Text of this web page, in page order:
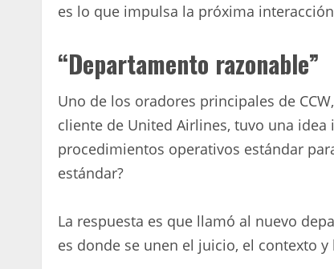
es lo que impulsa la próxima
“Departamento razonable”
Uno de los oradores principales de
cliente de United Airlines, tuvo una
procedimientos operativos estándar
estándar?
La respuesta es que llamó al nuevo
es donde se unen el juicio, el contexto y